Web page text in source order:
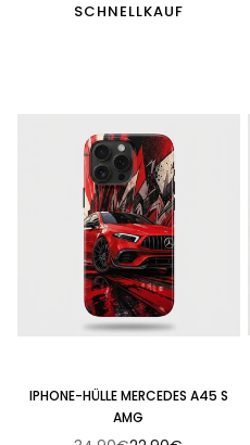
SCHNELLKAUF
IPHONE-HÜLLE MERCEDES A45 S
AMG